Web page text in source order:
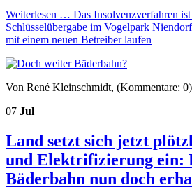
Weiterlesen … Das Insolvenzverfahren
Schlüsselübergabe im Vogelpark
mit einem neuen Betreiber laufen
Von René Kleinschmidt, (Kommentare: 0)
07 Jul
Land setzt sich jetzt
und Elektrifizierung ein:
Bäderbahn nun doch